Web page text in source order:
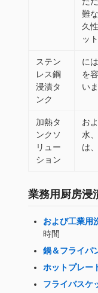
難
久
ッ
ステン
レス鋼
浸漬タ
ンク
に
を
い
加熱タ
ンクソ
リュー
ション
お
水
は、
業務用厨房浸
および工業用
時間
鍋＆フライパ
ホットプレー
フライバスケ